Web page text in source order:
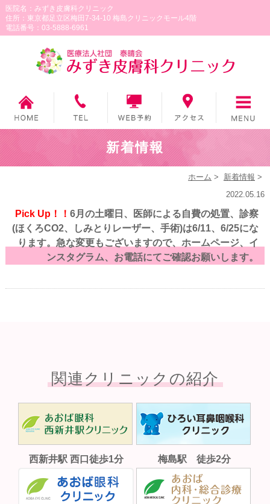
医院名：みずき皮膚科クリニック
住所：東京都足立区梅田7-34-10 梅島クリニックモール4階
電話番号：03-5888-6961
新着情報
ホーム > 新着情報 >
2022.05.16
Pick Up！！6月の土曜日、医師による自費の処置、診察
(ほくろCO2、しみとりレーザー、手術)は6/11、6/25にな
ります。急な変更もございますので、ホームページ、イ
ンスタグラム、お電話にてご確認お願いします。
関連クリニックの紹介
西新井駅 西口徒歩1分 梅島駅 徒歩2分